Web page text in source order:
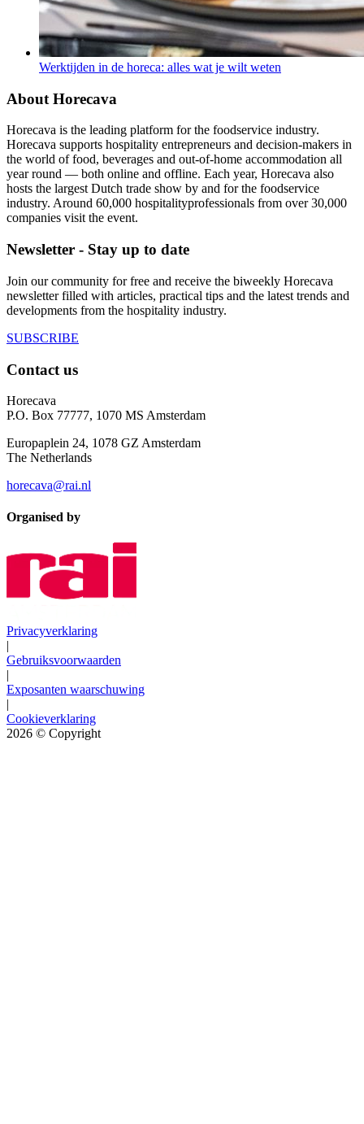
Werktijden in de horeca: alles wat je wilt weten
About Horecava
Horecava is the leading platform for the foodservice industry.
Horecava supports hospitality entrepreneurs and decision-makers in
the world of food, beverages and out-of-home accommodation all
year round — both online and offline. Each year, Horecava also
hosts the largest Dutch trade show by and for the foodservice
industry. Around 60,000 hospitalityprofessionals from over 30,000
companies visit the event.
Newsletter - Stay up to date
Join our community for free and receive the biweekly Horecava
newsletter filled with articles, practical tips and the latest trends and
developments from the hospitality industry.
SUBSCRIBE
Contact us
Horecava
P.O. Box 77777, 1070 MS Amsterdam
Europaplein 24, 1078 GZ Amsterdam
The Netherlands
horecava@rai.nl
Organised by
Privacyverklaring
|
Gebruiksvoorwaarden
|
Exposanten waarschuwing
|
Cookieverklaring
2026 © Copyright